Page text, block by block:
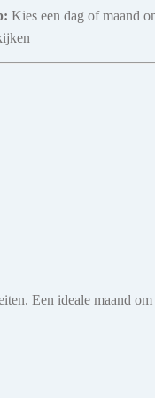
Kies een dag of maand
Een ideale maand om